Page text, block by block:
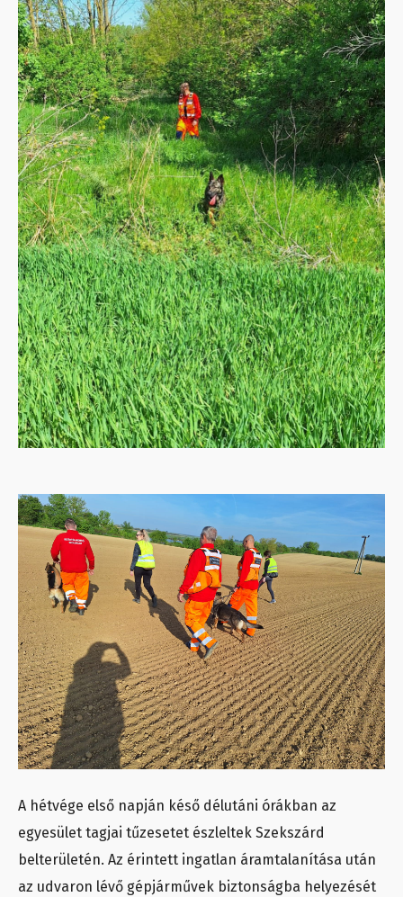
A hétvége első napján késő délutáni órákban az
egyesület tagjai tűzesetet észleltek Szekszárd
belterületén. Az érintett ingatlan áramtalanítása után
az udvaron lévő gépjárművek biztonságba helyezését